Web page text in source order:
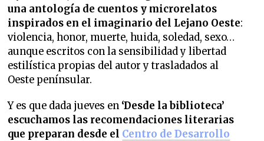
una antología de cuentos y microrelatos
inspirados en el imaginario del Lejano Oeste:
violencia, honor, muerte, huida, soledad, sexo…
aunque escritos con la sensibilidad y libertad
estilística propias del autor y trasladados al
Oeste penínsular.
Y es que dada jueves en ‘Desde la biblioteca’
escuchamos las recomendaciones literarias
que preparan desde el Centro de Desarrollo